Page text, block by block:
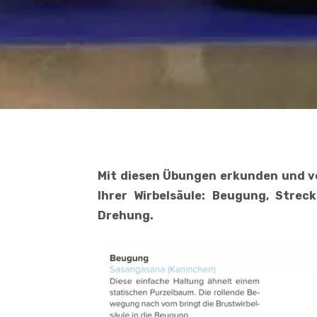
Mit diesen Übungen erkunden und
Ihrer Wirbelsäule: Beugung,
Drehung.